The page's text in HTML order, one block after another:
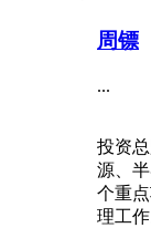
周镖
...
投资
源、
个重
理工